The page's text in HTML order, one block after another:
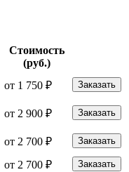
Стоимость
(руб.)
от 1 750 ₽ Заказать
от 2 900 ₽ Заказать
от 2 700 ₽ Заказать
от 2 700 ₽ Заказать